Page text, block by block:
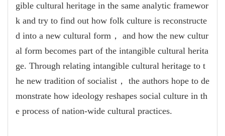
gible cultural heritage in the same analytic framewor
k and try to find out how folk culture is reconstructe
d into a new cultural form， and how the new cultur
al form becomes part of the intangible cultural herita
ge. Through relating intangible cultural heritage to t
he new tradition of socialist， the authors hope to de
monstrate how ideology reshapes social culture in th
e process of nation-wide cultural practices.